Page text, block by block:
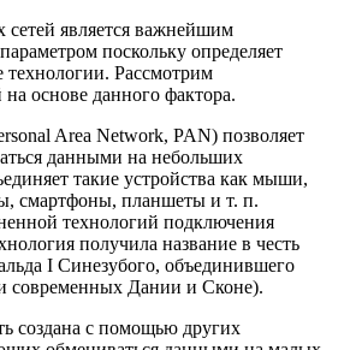
является важнейшим
поскольку определяет
Рассмотрим
основе данного фактора.
Area Network, PAN) позволяет
данными на небольших
такие устройства как мыши,
смартфоны, планшеты и т. п.
технологий подключения
получила название в честь
I Синезубого, объединившего
современных Дании и Сконе).
создана с помощью других